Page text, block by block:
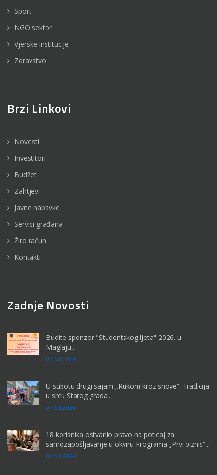
Sport
NGO sektor
Vjerske institucije
Zdravstvo
Brzi Linkovi
Novosti
Investitori
Budžet
Zahtjevi
Javne nabavke
Servisi građana
Žiro račun
Kontakti
Zadnje Novosti
Budite sponzor "Studentskog ljeta" 2026. u
Maglaju...
07.08.2026
U subotu drugi sajam „Rukom kroz snove“: Tradicija
u srcu Starog grada...
07.08.2026
18 korisnika ostvarilo pravo na poticaj za
samozapošljavanje u okviru Programa „Prvi biznis“...
06.08.2026